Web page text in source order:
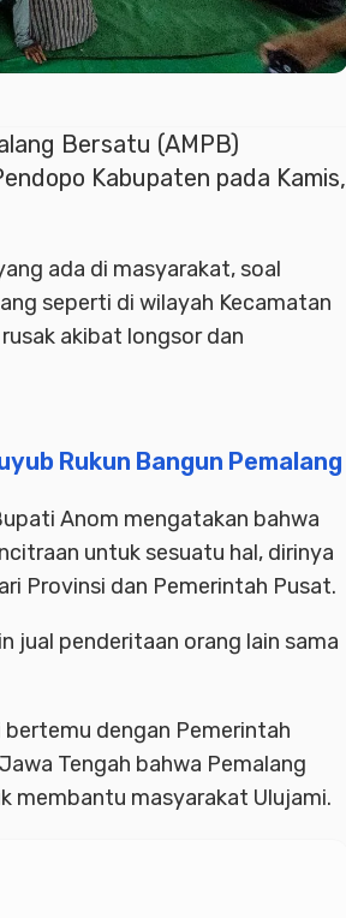
Bersatu (AMPB)
Kabupaten pada Kamis,
ada di masyarakat, soal
seperti di wilayah Kecamatan
akibat longsor dan
Rukun Bangun Pemalang
Anom mengatakan bahwa
untuk sesuatu hal, dirinya
Provinsi dan Pemerintah Pusat.
jual penderitaan orang lain sama
dengan Pemerintah
Tengah bahwa Pemalang
membantu masyarakat Ulujami.